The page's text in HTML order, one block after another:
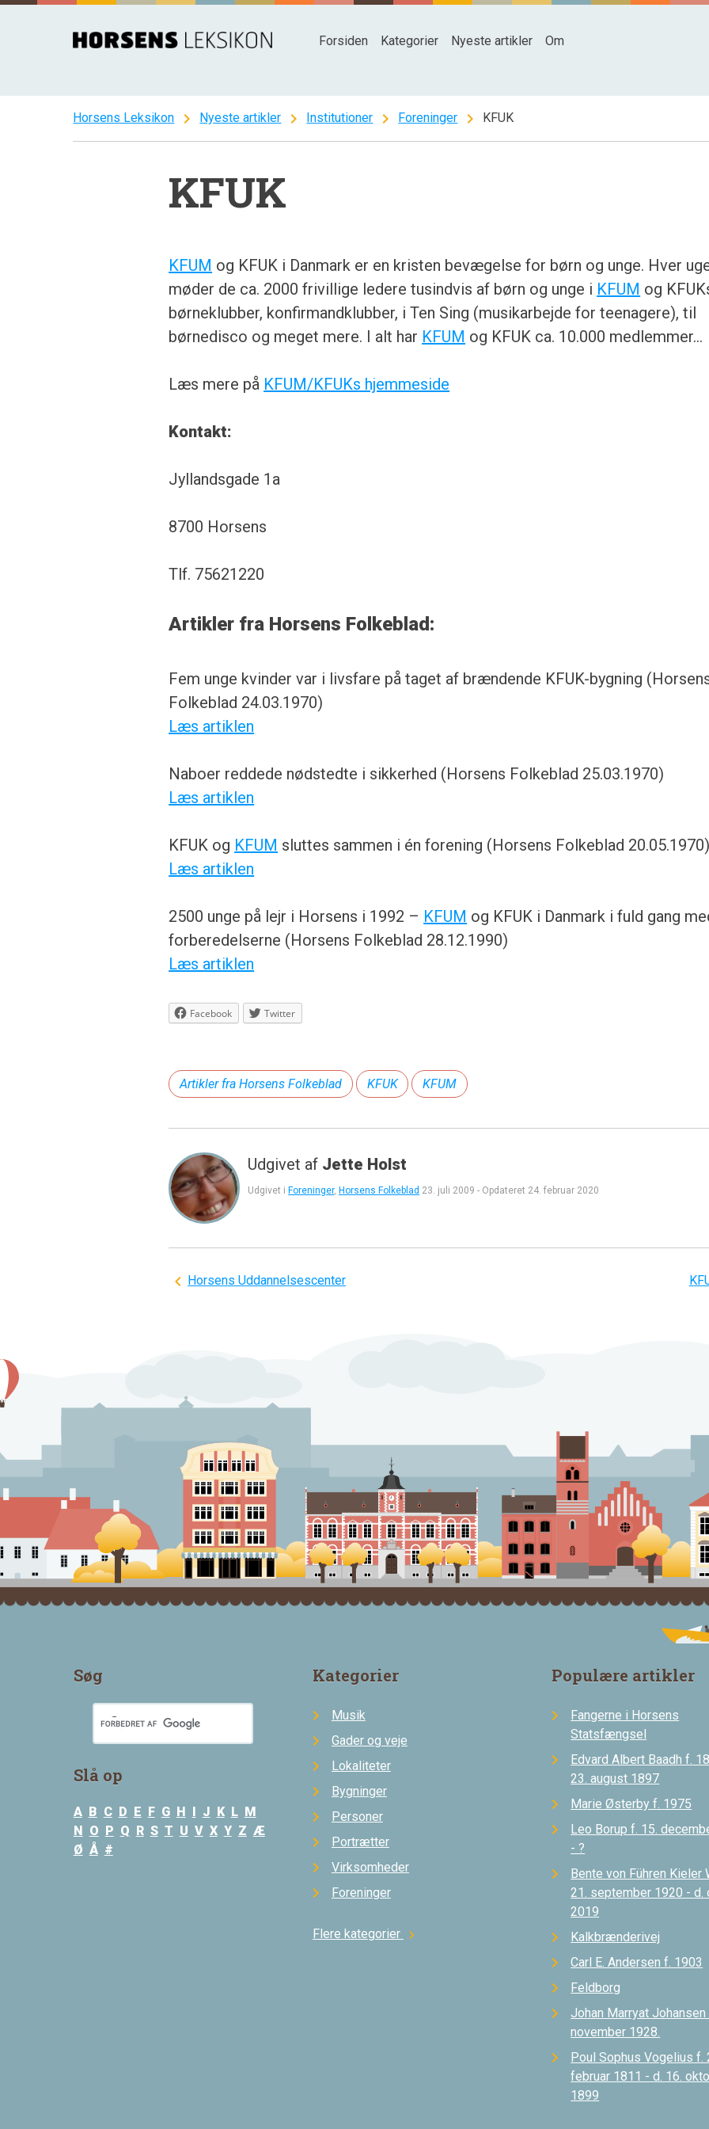
Spring
Forsiden Kategorier Nyeste artikler Om
Horsens Leksikon chevron_right Nyeste artikler chevron_right Institutioner chevron_right Foreninger chevron_right KFUK
KFUK
KFUM og KFUK i Danmark er en kristen bevægelse for børn og unge. Hver
møder de ca. 2000 frivillige ledere tusindvis af børn og unge i KFUM og
børneklubber, konfirmandklubber, i Ten Sing (musikarbejde for teenagere), til
børnedisco og meget mere. I alt har KFUM og KFUK ca. 10.000 medlemmer…
Læs mere på KFUM/KFUKs hjemmeside
Kontakt:
Jyllandsgade 1a
8700 Horsens
Tlf. 75621220
Artikler fra Horsens Folkeblad:
Fem unge kvinder var i livsfare på taget af brændende KFUK-bygning
Folkeblad 24.03.1970)
Læs artiklen
Naboer reddede nødstedte i sikkerhed (Horsens Folkeblad 25.03.1970)
Læs artiklen
KFUK og KFUM sluttes sammen i én forening (Horsens Folkeblad
Læs artiklen
2500 unge på lejr i Horsens i 1992 – KFUM og KFUK i Danmark i fuld gang
forberedelserne (Horsens Folkeblad 28.12.1990)
Læs artiklen
Facebook Twitter
Artikler fra Horsens Folkeblad KFUK KFUM
Udgivet af Jette Holst
Udgivet i Foreninger, Horsens Folkeblad 23. juli 2009 - Opdateret 24. februar 2020
Indlægsnavigation
Horsens Uddannelsescenter
Søg
Slå op
A B C D E F G H J K L M
N
O P Q R S T U V X Y Z Æ
Ø Å #
Kategorier
Musik
Gader og veje
Lokaliteter
Bygninger
Personer
Portrætter
Virksomheder
Foreninger
Flere kategorier chevron_right
Populære artikler
Fangerne i Horsens
Statsfængsel
Edvard Albert Baadh f.
23. august 1897
Marie Østerby f. 1975
Leo Borup f. 15.
- ?
Bente von Führen Kieler
21. september 1920 - d.
2019
Kalkbrænderivej
Carl E. Andersen f. 1903
Feldborg
Johan Marryat Johansen
november 1928.
Poul Sophus Vogelius f.
februar 1811 - d. 16.
1899